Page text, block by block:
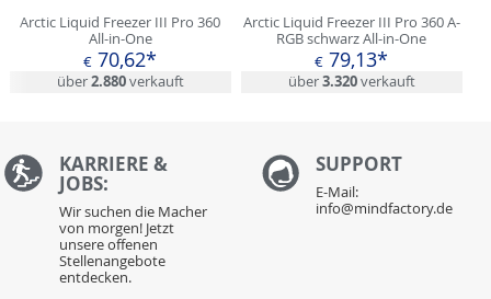
Arctic Liquid Freezer III Pro 360
All-in-One
€ 70,62*
über2.880verkauft
Arctic Liquid Freezer III Pro 360 A-
RGB schwarz All-in-One
€ 79,13*
über3.320verkauft
KARRIERE &
JOBS:
Wir suchen die Macher
von morgen! Jetzt
unsere offenen
Stellenangebote
entdecken.
SUPPORT
E-Mail:
info@mindfactory.de